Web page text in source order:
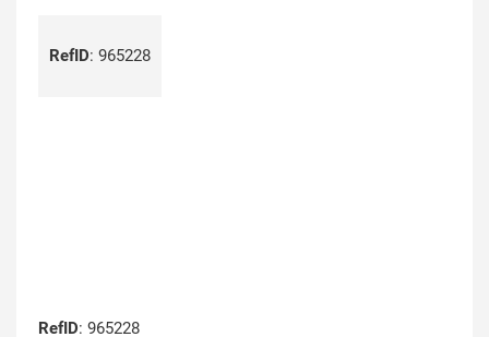
RefID: 965228
RefID: 965228